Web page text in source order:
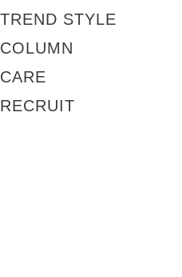
TREND STYLE
COLUMN
CARE
RECRUIT